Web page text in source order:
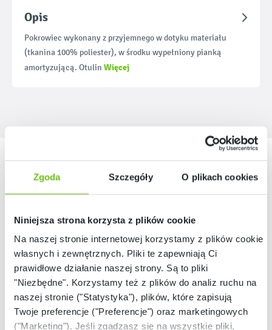
Zgoda Szczegóły O plikach cookies
Niniejsza strona korzysta z plików cookie
Na naszej stronie internetowej korzystamy z plików cookie:
własnych i zewnętrznych. Pliki te zapewniają Ci
prawidłowe działanie naszej strony. Są to pliki
"Niezbędne". Korzystamy też z plików do analiz ruchu na
naszej stronie ("Statystyka"), plików, które zapisują
Twoje preferencje ("Preferencje") oraz marketingowych
("Marketing"). Jeśli zgadzasz się na wszystkie pliki,
Opis
Pokrowiec wykonany z przyjemnego w dotyku materiału
(tkanina 100% poliester), w środku wypełniony pianką
amortyzującą. Otulin Więcej
Nasze marki